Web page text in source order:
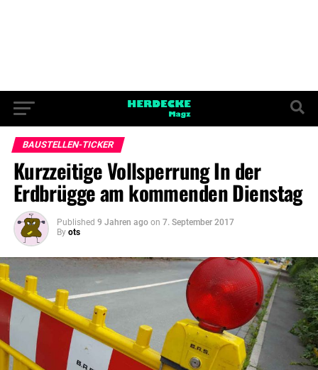
BAUSTELLEN-TICKER
Kurzzeitige Vollsperrung In der
Erdbrügge am kommenden Dienstag
Published 9 Jahren ago on 7. September 2017
By ots